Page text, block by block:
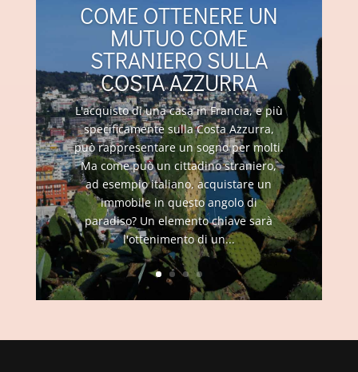
COME OTTENERE UN
MUTUO COME
STRANIERO SULLA
COSTA AZZURRA
L'acquisto di una casa in Francia, e più
specificamente sulla Costa Azzurra,
può rappresentare un sogno per molti.
Ma come può un cittadino straniero,
ad esempio italiano, acquistare un
immobile in questo angolo di
paradiso? Un elemento chiave sarà
l'ottenimento di un...